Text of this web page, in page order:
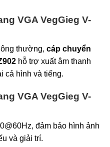
VGA VegGieg V-
thường, cáp chuyển
hỗ trợ xuất âm thanh
cả hình và tiếng.
VGA VegGieg V-
đảm bảo hình ảnh
và giải trí.